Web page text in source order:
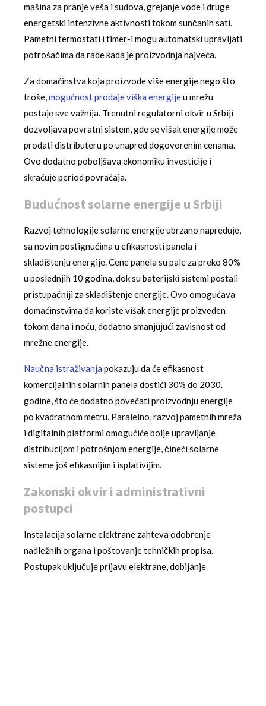
mašina za pranje veša i sudova, grejanje vode i druge
energetski intenzivne aktivnosti tokom sunčanih sati.
Pametni termostati i timer-i mogu automatski upravljati
potrošačima da rade kada je proizvodnja najveća.
Za domaćinstva koja proizvode više energije nego što
troše,mogućnost prodaje viška energijeu mrežu
postaje sve važnija. Trenutni regulatorni okvir u Srbiji
dozvoljava povratni sistem, gde se višak energije može
prodati distributeru po unapred dogovorenim cenama.
Ovo dodatno poboljšava ekonomiku investicije i
skraćuje period povraćaja.
Budućnost solarne energije u Srbiji
Razvoj tehnologije solarne energije ubrzano napreduje,
sa novim postignućima u efikasnosti panela i
skladištenju energije. Cene panela su pale za preko 80%
u poslednjih 10 godina, dok su baterijski sistemi postali
pristupačniji za skladištenje energije. Ovo omogućava
domaćinstvima da koriste višak energije proizveden
tokom dana i noću, dodatno smanjujući zavisnost od
mrežne energije.
Naučna istraživanja pokazuju da će efikasnost
komercijalnih solarnih panela dostići 30% do 2030.
godine, što će dodatno povećati proizvodnju energije
po kvadratnom metru. Paralelno, razvoj pametnih mreža
i digitalnih platformi omogućiće bolje upravljanje
distribucijom i potrošnjom energije, čineći solarne
sisteme još efikasnijim i isplativijim.
Zakonski okvir i administrativni
postupci
Instalacija solarne elektrane zahteva odobrenje
nadležnih organa i poštovanje tehničkih propisa.
Postupak uključuje prijavu elektrane, dobijanje